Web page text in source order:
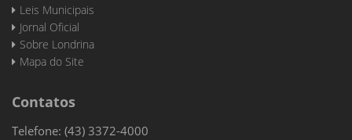
Leis Municipais
Jornal Oficial
Sobre Londrina
Mapa do Site
Contatos
Telefone: (43) 3372-4000